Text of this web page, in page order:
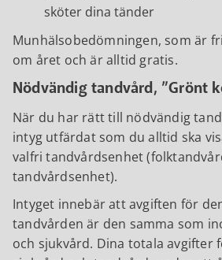
sköter dina tänder
Munhälsobedömningen, som är
om året och är alltid gratis.
Nödvändig tandvård, ”Grönt
När du har rätt till nödvändig
intyg utfärdat som du alltid ska
valfri tandvårdsenhet
tandvårdsenhet).
Intyget innebär att avgiften för
tandvården är den samma som
och sjukvård. Dina totala avgifter